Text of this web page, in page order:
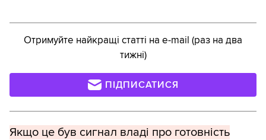
Отримуйте найкращі статті на e-mail (раз на два
тижні)
ПІДПИСАТИСЯ
Якщо це був сигнал владі про готовність